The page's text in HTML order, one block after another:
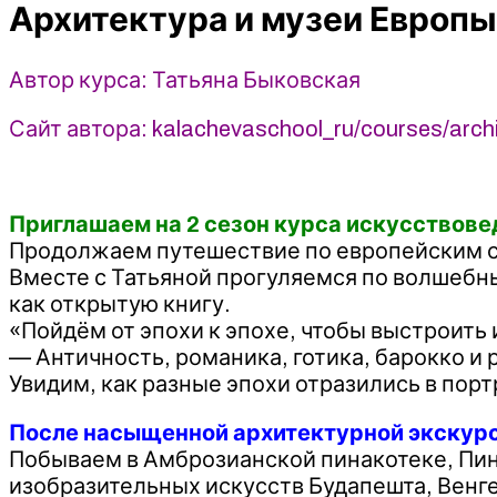
сезон
2021
Татьяна
Быковская
Архитектура и музеи
Автор курса: Татьяна Быковская
Сайт автора: kalachevaschool_ru/courses/
Приглашаем на 2 сезон курса
Продолжаем путешествие по европейским
Вместе с Татьяной прогуляемся по
как открытую книгу.
«Пойдём от эпохи к эпохе, чтобы
— Античность, романика, готика, барокко и
Увидим, как разные эпохи отразились в
После насыщенной архитектурной
Побываем в Амброзианской пинакотеке,
изобразительных искусств Будапешта,